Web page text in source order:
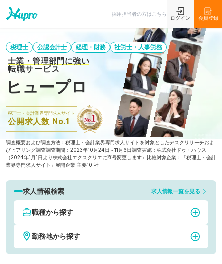
採用担当者の方はこちら
ログイン 会員登録
税理士 公認会計士 経理・財務 社労士・人事労務
士業・管理部門に強い
転職サービス
ヒュープロ
税理士・会計業界専門求人サイト
公開求人数 No.1
調査概要および調査方法：税理士・会計業界専門求人サイトを対象としたデスクリサーチおよ
びヒアリング調査調査期間：2023年10月24日～11月6日調査実施：株式会社ドゥ・ハウス
（2024年1月1日より株式会社エクスクリエに商号変更します） 比較対象企業：「税理士・会計
業界専門求人サイト」展開企業 主要10 社
求人情報検索 求人情報一覧を見る
職種から探す
税理士・税務
勤務地から探す